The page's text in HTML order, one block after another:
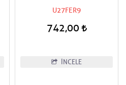
U27FER9
742,00
İNCELE